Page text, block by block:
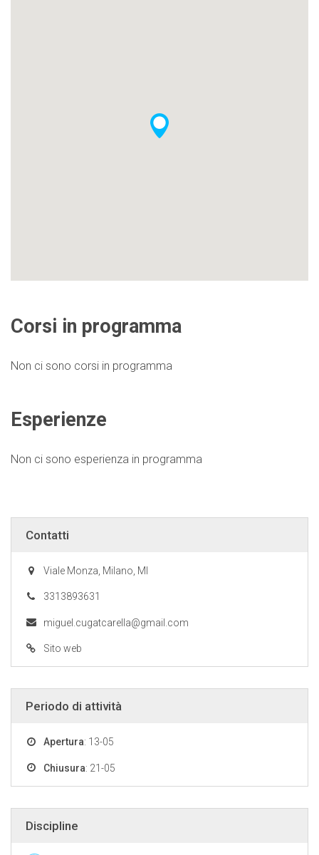
Corsi in programma
Non ci sono corsi in programma
Esperienze
Non ci sono esperienza in programma
Contatti
Viale Monza, Milano, MI
3313893631
miguel.cugatcarella@gmail.com
Sito web
Periodo di attività
Apertura: 13-05
Chiusura: 21-05
Discipline